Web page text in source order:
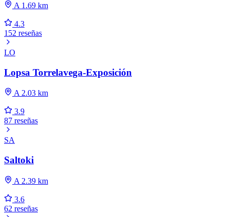
A 1.69 km
4.3
152 reseñas
LO
Lopsa Torrelavega-Exposición
A 2.03 km
3.9
87 reseñas
SA
Saltoki
A 2.39 km
3.6
62 reseñas